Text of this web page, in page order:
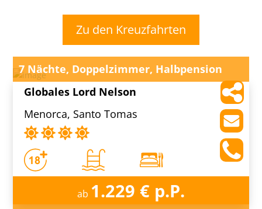
Zu den Kreuzfahrten
7 Nächte, Doppelzimmer, Halbpension
Globales Lord Nelson
Menorca, Santo Tomas
ab 1.229 € p.P.